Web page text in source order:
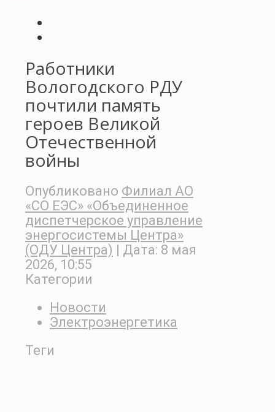
Работники
Вологодского РДУ
почтили память
героев Великой
Отечественной
войны
Опубликовано Филиал АО
«СО ЕЭС» «Объединенное
диспетчерское управление
энергосистемы Центра»
(ОДУ Центра) | Дата: 8 мая
2026, 10:55
Категории
Новости
Электроэнергетика
Теги